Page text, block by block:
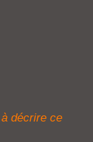
décrire ce